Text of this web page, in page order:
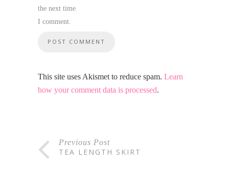
the next time
I comment.
This site uses Akismet to reduce spam. Learn
how your comment data is processed.
Previous Post
TEA LENGTH SKIRT